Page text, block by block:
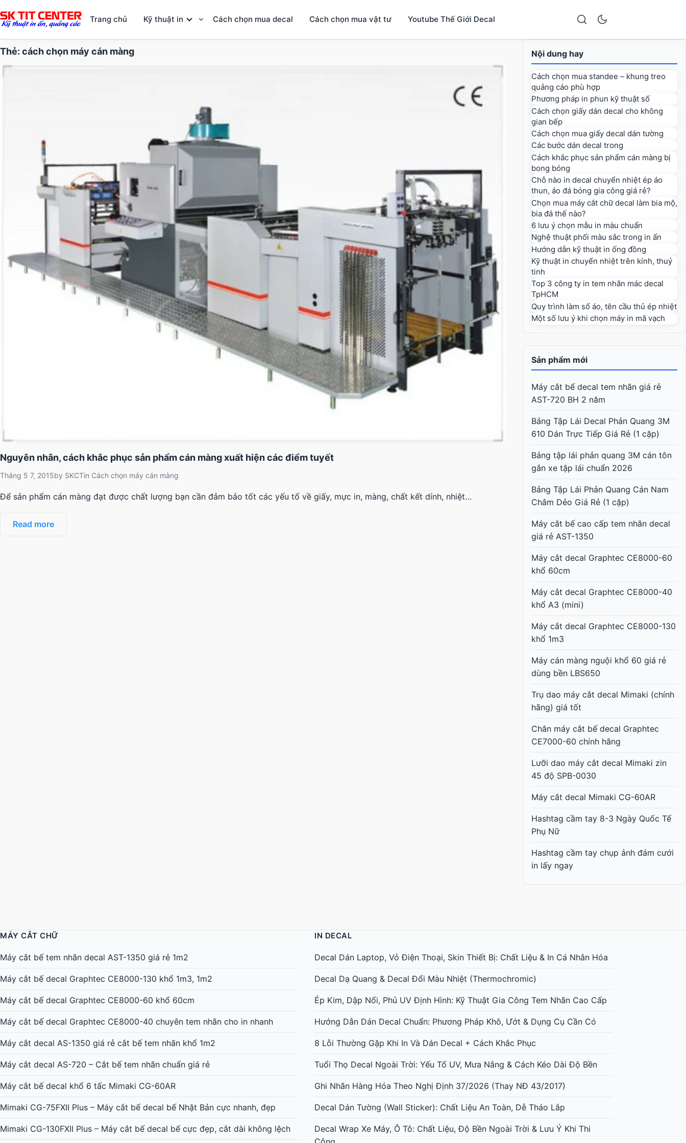
Trang chủ Kỹ thuật in Cách chọn mua decal Cách chọn mua vật tư Youtube Thế Giới Decal
Thẻ: cách chọn máy cán màng
Nguyên nhân, cách khắc phục sản phẩm cán màng xuất hiện các điểm tuyết
Tháng 5 7, 2015by SKCTin Cách chọn máy cán màng
Để sản phẩm cán màng đạt được chất lượng bạn cần đảm bảo tốt các yếu tố về giấy, mực in, màng, chất kết dính, nhiệt…
Read more
Nội dung hay
Cách chọn mua standee – khung treo
quảng cáo phù hợp
Phương pháp in phun kỹ thuật số
Cách chọn giấy dán decal cho không
gian bếp
Cách chọn mua giấy decal dán tường
Các bước dán decal trong
Cách khắc phục sản phẩm cán màng bị
bong bóng
Chỗ nào in decal chuyển nhiệt ép áo
thun, áo đá bóng gia công giá rẻ?
Chọn mua máy cắt chữ decal làm bia mộ,
bia đá thế nào?
6 lưu ý chọn mẫu in màu chuẩn
Nghệ thuật phối màu sắc trong in ấn
Hướng dẫn kỹ thuật in ống đồng
Kỹ thuật in chuyển nhiệt trên kính, thuỷ
tinh
Top 3 công ty in tem nhãn mác decal
TpHCM
Quy trình làm số áo, tên cầu thủ ép nhiệt
Một số lưu ý khi chọn máy in mã vạch
Sản phẩm mới
Máy cắt bế decal tem nhãn giá rẻ
AST-720 BH 2 năm
Bảng Tập Lái Decal Phản Quang 3M
610 Dán Trực Tiếp Giá Rẻ (1 cặp)
Bảng tập lái phản quang 3M cán tôn
gắn xe tập lái chuẩn 2026
Bảng Tập Lái Phản Quang Cán Nam
Châm Dẻo Giá Rẻ (1 cặp)
Máy cắt bế cao cấp tem nhãn decal
giá rẻ AST-1350
Máy cắt decal Graphtec CE8000-60
khổ 60cm
Máy cắt decal Graphtec CE8000-40
khổ A3 (mini)
Máy cắt decal Graphtec CE8000-130
khổ 1m3
Máy cán màng nguội khổ 60 giá rẻ
dùng bền LBS650
Trụ dao máy cắt decal Mimaki (chính
hãng) giá tốt
Chân máy cắt bế decal Graphtec
CE7000-60 chính hãng
Lưỡi dao máy cắt decal Mimaki zin
45 độ SPB-0030
Máy cắt decal Mimaki CG-60AR
Hashtag cầm tay 8-3 Ngày Quốc Tế
Phụ Nữ
Hashtag cầm tay chụp ảnh đám cưới
in lấy ngay
MÁY CẮT CHỮ
Máy cắt bế tem nhãn decal AST-1350 giá rẻ 1m2
Máy cắt bế decal Graphtec CE8000-130 khổ 1m3, 1m2
Máy cắt bế decal Graphtec CE8000-60 khổ 60cm
Máy cắt bế decal Graphtec CE8000-40 chuyên tem nhãn cho in nhanh
Máy cắt decal AS-1350 giá rẻ cắt bế tem nhãn khổ 1m2
Máy cắt decal AS-720 – Cắt bế tem nhãn chuẩn giá rẻ
Máy cắt bế decal khổ 6 tấc Mimaki CG-60AR
Mimaki CG-75FXII Plus – Máy cắt bế decal bế Nhật Bản cực nhanh, đẹp
Mimaki CG-130FXII Plus – Máy cắt bế decal bế cực đẹp, cắt dài không lệch
IN DECAL
Decal Dán Laptop, Vỏ Điện Thoại, Skin Thiết Bị: Chất Liệu & In Cá Nhân Hóa
Decal Dạ Quang & Decal Đổi Màu Nhiệt (Thermochromic)
Ép Kim, Dập Nổi, Phủ UV Định Hình: Kỹ Thuật Gia Công Tem Nhãn Cao Cấp
Hướng Dẫn Dán Decal Chuẩn: Phương Pháp Khô, Ướt & Dụng Cụ Cần Có
8 Lỗi Thường Gặp Khi In Và Dán Decal + Cách Khắc Phục
Tuổi Thọ Decal Ngoài Trời: Yếu Tố UV, Mưa Nắng & Cách Kéo Dài Độ Bền
Ghi Nhãn Hàng Hóa Theo Nghị Định 37/2026 (Thay NĐ 43/2017)
Decal Dán Tường (Wall Sticker): Chất Liệu An Toàn, Dễ Tháo Lắp
Decal Wrap Xe Máy, Ô Tô: Chất Liệu, Độ Bền Ngoài Trời & Lưu Ý Khi Thi